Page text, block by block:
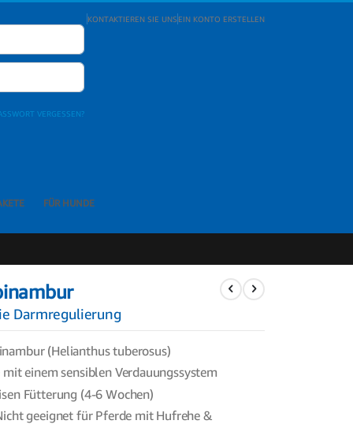
VERGESSEN?
KONTAKTIEREN SIE UNS EIN KONTO ERSTELLEN
FÜR HUNDE
Darmregulierung
(Helianthus tuberosus)
mit einem sensiblen Verdauungssystem
Fütterung (4-6 Wochen)
geeignet für Pferde mit Hufrehe &